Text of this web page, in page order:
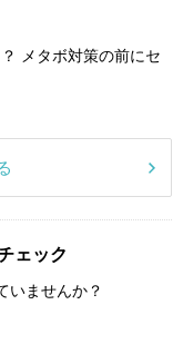
メタボ対策の前にセ
ェック
いませんか？